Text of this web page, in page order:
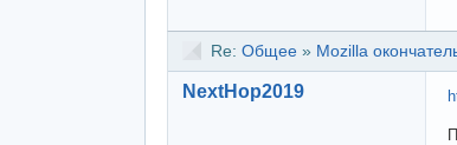
Re: Общее » Mozilla
NextHop2019